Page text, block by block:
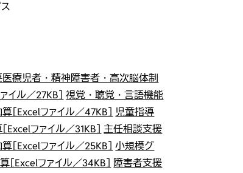
療児者・精神障害者・高次脳体制
イル／27KB］ 視覚・聴覚・言語機能
［Excelファイル／47KB］ 児童指導
Excelファイル／31KB］ 主任相談支援
［Excelファイル／25KB］ 小規模グ
［Excelファイル／34KB］ 障害者支援